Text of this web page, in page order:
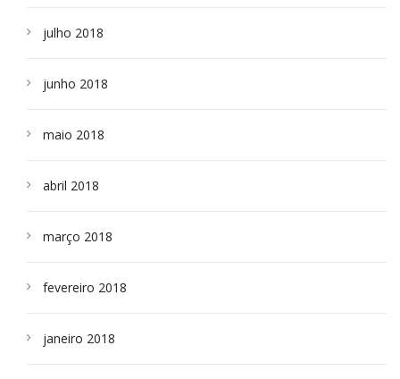
julho 2018
junho 2018
maio 2018
abril 2018
março 2018
fevereiro 2018
janeiro 2018